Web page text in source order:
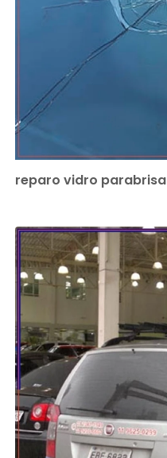
reparo vidro parabrisa